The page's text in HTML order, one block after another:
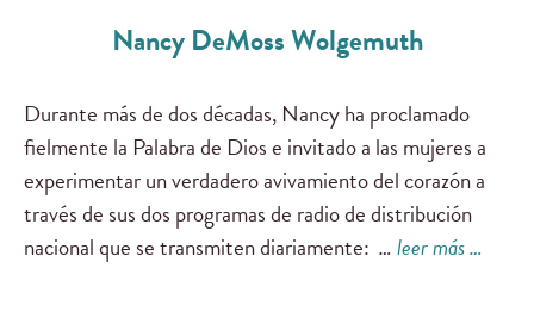
Nancy DeMoss Wolgemuth
Durante más de dos décadas, Nancy ha proclamado
fielmente la Palabra de Dios e invitado a las mujeres a
experimentar un verdadero avivamiento del corazón a
través de sus dos programas de radio de distribución
nacional que se transmiten diariamente: …leer más …